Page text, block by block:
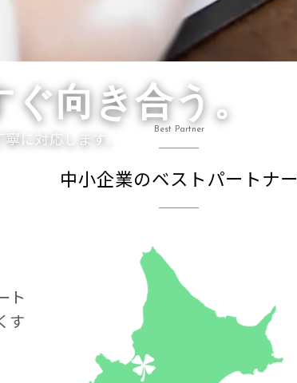
向き合う。
に対応します。 Best Partner
中小企業のベストパートナー
ト
す